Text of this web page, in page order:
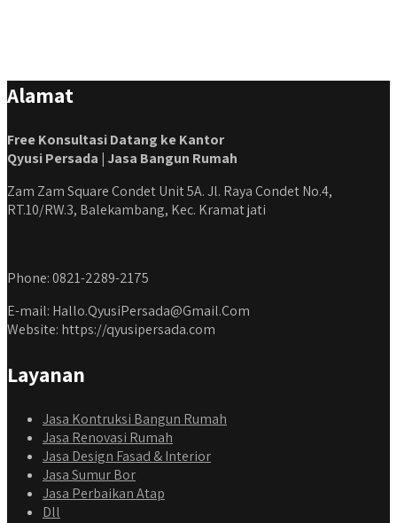
Alamat
Free Konsultasi Datang ke Kantor
Qyusi Persada | Jasa Bangun Rumah
Zam Zam Square Condet Unit 5A. Jl. Raya Condet No.4,
RT.10/RW.3, Balekambang, Kec. Kramat jati
Phone: 0821-2289-2175
E-mail: Hallo.QyusiPersada@Gmail.Com
Website: https://qyusipersada.com
Layanan
Jasa Kontruksi Bangun Rumah
Jasa Renovasi Rumah
Jasa Design Fasad & Interior
Jasa Sumur Bor
Jasa Perbaikan Atap
Dll